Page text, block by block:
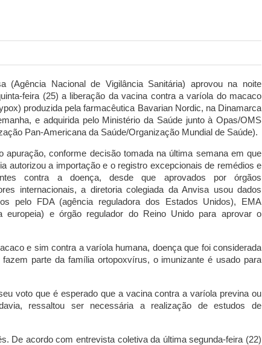
(Agência Nacional de Vigilância Sanitária) aprovou na noite
feira (25) a liberação da vacina contra a varíola do macaco
produzida pela farmacêutica Bavarian Nordic, na Dinamarca
e adquirida pelo Ministério da Saúde junto à Opas/OMS
Pan-Americana da Saúde/Organização Mundial de Saúde).
apuração, conforme decisão tomada na última semana em que
autorizou a importação e o registro excepcionais de remédios e
contra a doença, desde que aprovados por órgãos
internacionais, a diretoria colegiada da Anvisa usou dados
pelo FDA (agência reguladora dos Estados Unidos), EMA
europeia) e órgão regulador do Reino Unido para aprovar o
e sim contra a varíola humana, doença que foi considerada
parte da família ortopoxvírus, o imunizante é usado para
voto que é esperado que a vacina contra a varíola previna ou
ressaltou ser necessária a realização de estudos de
De acordo com entrevista coletiva da última segunda-feira (22)